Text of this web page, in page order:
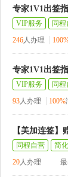
专家1V1出签
VIP服务
同
246人办理
专家1V1出签
VIP服务
同
93人办理 100%
【美加连签
同程自营
简
20人办理